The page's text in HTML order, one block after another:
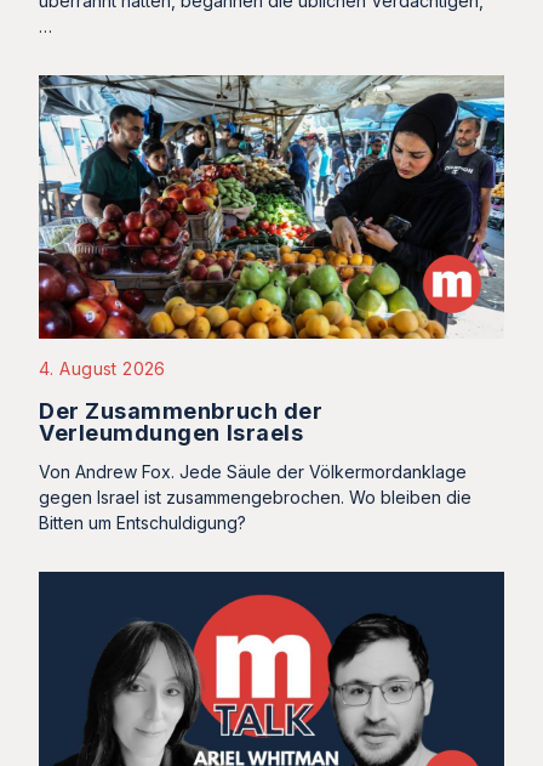
…
4. August 2026
Der Zusammenbruch der
Verleumdungen Israels
Von Andrew Fox. Jede Säule der Völkermordanklage
gegen Israel ist zusammengebrochen. Wo bleiben die
Bitten um Entschuldigung?